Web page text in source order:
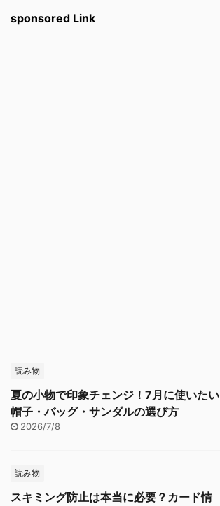
sponsored Link
読み物
夏の小物で印象チェンジ！7月に使いたい
帽子・バッグ・サンダルの選び方
2026/7/8
読み物
スキミング防止は本当に必要？カード情